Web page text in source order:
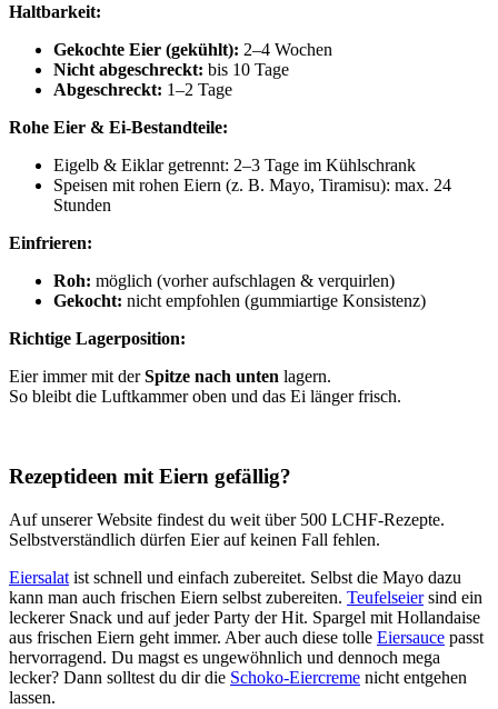
Haltbarkeit:
Gekochte Eier (gekühlt): 2–4 Wochen
Nicht abgeschreckt: bis 10 Tage
Abgeschreckt: 1–2 Tage
Rohe Eier & Ei-Bestandteile:
Eigelb & Eiklar getrennt: 2–3 Tage im Kühlschrank
Speisen mit rohen Eiern (z. B. Mayo, Tiramisu): max. 24
Stunden
Einfrieren:
Roh: möglich (vorher aufschlagen & verquirlen)
Gekocht: nicht empfohlen (gummiartige Konsistenz)
Richtige Lagerposition:
Eier immer mit derSpitze nach unten lagern.
So bleibt die Luftkammer oben und das Ei länger frisch.
Rezeptideen mit Eiern gefällig?
Auf unserer Website findest du weit über 500 LCHF-Rezepte.
Selbstverständlich dürfen Eier auf keinen Fall fehlen.
Eiersalat ist schnell und einfach zubereitet. Selbst die Mayo dazu
kann man auch frischen Eiern selbst zubereiten. Teufelseiersind ein
leckerer Snack und auf jeder Party der Hit. Spargel mit Hollandaise
aus frischen Eiern geht immer. Aber auch diese tolle Eiersauce passt
hervorragend. Du magst es ungewöhnlich und dennoch mega
lecker? Dann solltest du dir die Schoko-Eiercreme nicht entgehen
lassen.